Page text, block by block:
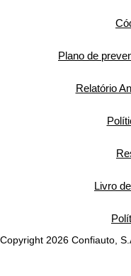
Copyright 2026 Confiauto,
Livro
Plano de
Relatório